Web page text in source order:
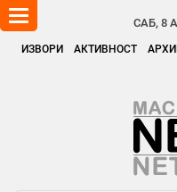
САБ, 8
ИЗВОРИ АКТИВНОСТ
Toggle
navigation